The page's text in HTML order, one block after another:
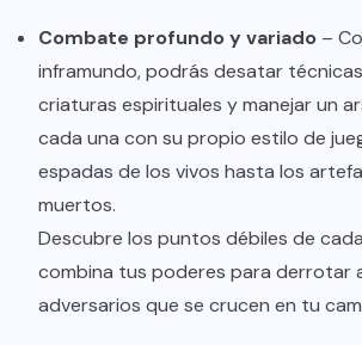
Combate profundo y variado –
inframundo, podrás desatar
criaturas espirituales y manejar un
cada una con su propio estilo de
espadas de los vivos hasta los
muertos.
Descubre los puntos débiles de
combina tus poderes para derrotar
adversarios que se crucen en tu